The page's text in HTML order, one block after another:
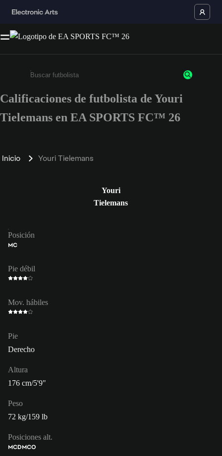
Ingresa un mínimo de 3 caracteres o números
Calificaciones de futbolista de Youri
Tielemans en EA SPORTS FC™ 26
Inicio Youri Tielemans
Youri
Tielemans
Posición
MC
Pie débil
Mov. hábiles
Pie
Derecho
Altura
176 cm/5'9"
Peso
72 kg/159 lb
Posiciones alt.
MCDMCO